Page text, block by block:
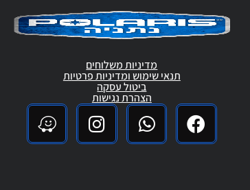
מדיניות משלוחים
תנאי שימוש ומדיניות פרטיות
ביטול עסקה
הצהרת נגישות